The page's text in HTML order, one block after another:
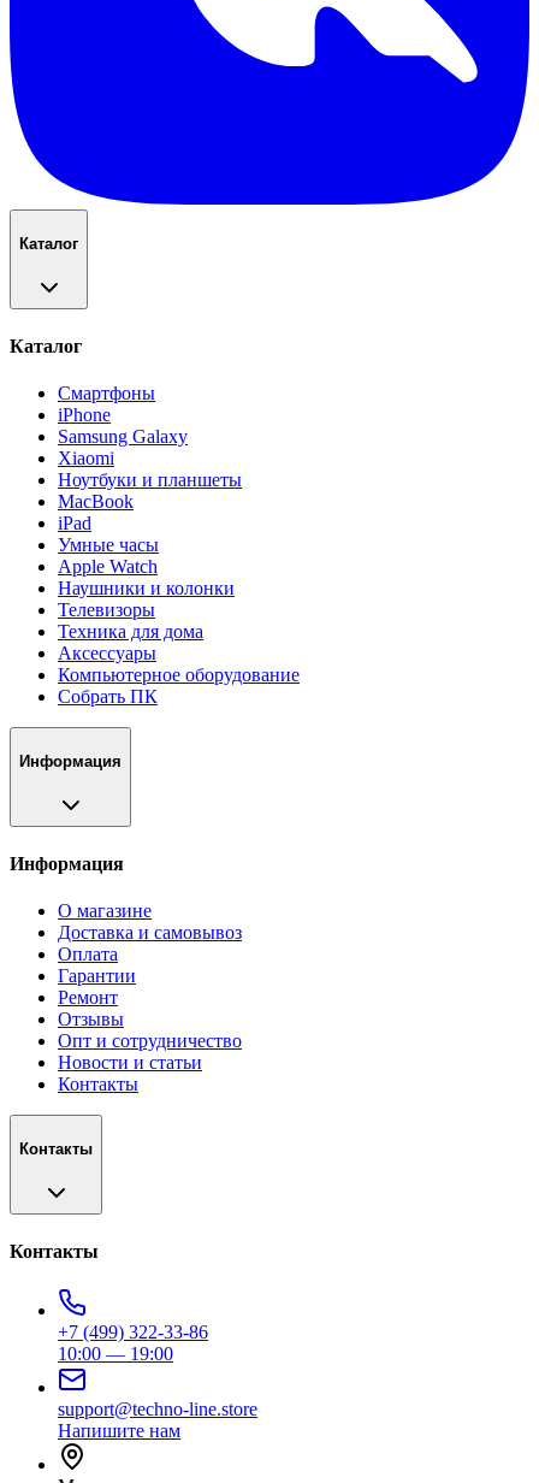
Каталог
Каталог
Смартфоны
iPhone
Samsung Galaxy
Xiaomi
Ноутбуки и планшеты
MacBook
iPad
Умные часы
Apple Watch
Наушники и колонки
Телевизоры
Техника для дома
Аксессуары
Компьютерное оборудование
Собрать ПК
Информация
Информация
О магазине
Доставка и самовывоз
Оплата
Гарантии
Ремонт
Отзывы
Опт и сотрудничество
Новости и статьи
Контакты
Контакты
Контакты
+7 (499) 322-33-86
10:00 — 19:00
support@techno-line.store
Напишите нам